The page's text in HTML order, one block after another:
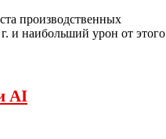
производственных
и наибольший урон от этого
AI